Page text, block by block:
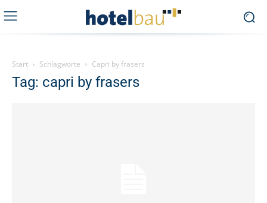
Start Schlagworte Capri by frasers
Tag: capri by frasers